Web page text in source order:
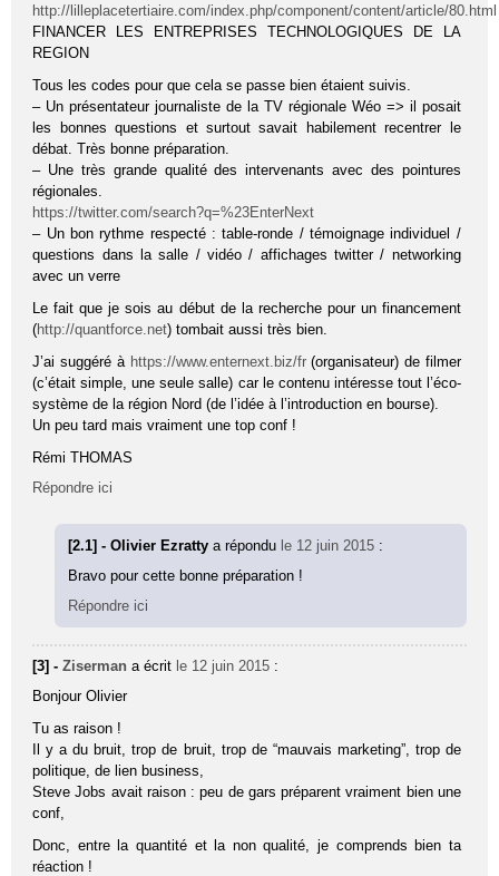
http://lilleplacetertiaire.com/index.php/component/content/article/80.html
FINANCER LES ENTREPRISES TECHNOLOGIQUES DE LA
REGION
Tous les codes pour que cela se passe bien étaient suivis.
– Un présentateur journaliste de la TV régionale Wéo => il posait
les bonnes questions et surtout savait habilement recentrer le
débat. Très bonne préparation.
– Une très grande qualité des intervenants avec des pointures
régionales.
https://twitter.com/search?q=%23EnterNext
– Un bon rythme respecté : table-ronde / témoignage individuel /
questions dans la salle / vidéo / affichages twitter / networking
avec un verre
Le fait que je sois au début de la recherche pour un financement
(http://quantforce.net) tombait aussi très bien.
J’ai suggéré à https://www.enternext.biz/fr(organisateur) de filmer
(c’était simple, une seule salle) car le contenu intéresse tout l’éco-
système de la région Nord (de l’idée à l’introduction en bourse).
Un peu tard mais vraiment une top conf !
Rémi THOMAS
Répondre ici
[2.1] - Olivier Ezrattya répondu le 12 juin 2015 :
Bravo pour cette bonne préparation !
Répondre ici
[3] -Ziserman a écrit le 12 juin 2015 :
Bonjour Olivier
Tu as raison !
Il y a du bruit, trop de bruit, trop de “mauvais marketing”, trop de
politique, de lien business,
Steve Jobs avait raison : peu de gars préparent vraiment bien une
conf,
Donc, entre la quantité et la non qualité, je comprends bien ta
réaction !